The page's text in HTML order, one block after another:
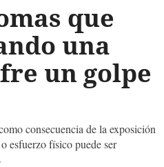
que
una
un golpe
consecuencia de la exposición
esfuerzo físico puede ser